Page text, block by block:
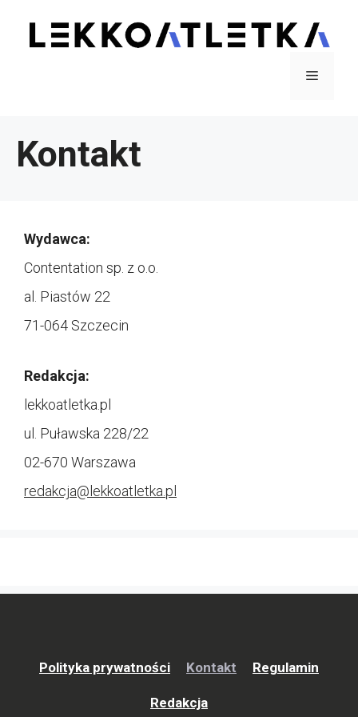
Menu
Kontakt
Wydawca:
Contentation sp. z o.o.
al. Piastów 22
71-064 Szczecin
Redakcja:
lekkoatletka.pl
ul. Puławska 228/22
02-670 Warszawa
redakcja@ lekkoatletka.pl
Polityka prywatności Kontakt Regulamin
Redakcja